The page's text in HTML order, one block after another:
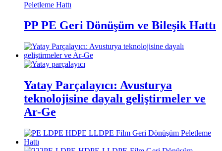
PP PE Geri Dönüşüm ve Bileşik Hattı
Yatay Parçalayıcı: Avusturya
teknolojisine dayalı geliştirmeler ve
Ar-Ge